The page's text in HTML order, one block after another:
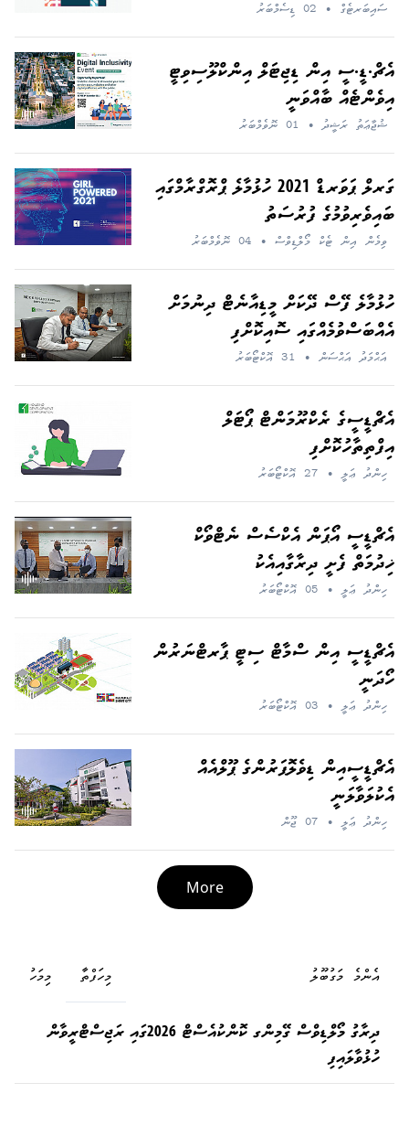
ސައިބަރޓެގް •
އެޗް.ޑީ.ސީ އިން ޑިޖިޓަލް އިންކްލޫސިވިޓީ
އިވެންޓެއް ބާއްވަނީ
ޝުޖާޢަތު ރަޝީދު •
ގަރލް ޕަވަރޑް 2021 ހުޅުމާލެ ޕްރޮގްރާމްގައި
ބައިވެރިވުމުގެ ފުރުސަތު
ވިމެން އިން ޓެކް މޯލްޑިވްސް •
ހުޅުމާލެ ފޭސް ދޭކަށް މީޑިއާނެޓް ދިނުމަށް
އެއްބަސްވުމެއްގައި ސޮއިކޮށްފި
އަޙްމަދު އަޙްސަން •
އެޗްޑީސީގެ ރެކްރޫމަންޓް ޕޯޓަލް
އިފްތިތާހުކޮށްފި
ހިންދު ޢަލީ •
އެޗްޑީސީ އޯޕަން އެކްސެސް ނެޓްވޯކް
ޚިދުމަތް ފެށީ ދިރާގާއިއެކު
ހިންދު ޢަލީ •
އެޗްޑީސީ އިން ސްމާޓް ސިޓީ ޕާރޓްނަރުން
ހޯދަނީ
ހިންދު ޢަލީ •
އެޗްޑީސީއިން ޑިވެލޮޕަރުންގެ ޕޫލްއެއް
އެކުލަވާލަނީ
ހިންދު ޢަލީ •
More
އެންމެ މަގުބޫލު މިމަހު މިހަފްތާ
ދިރާގު މޯލްޑިވްސް ގޭމިންގ ކޮންކުއެސްޓް 2026ގައި ރަޖިސްޓްރީވާން
ހުޅުވާލައިފި